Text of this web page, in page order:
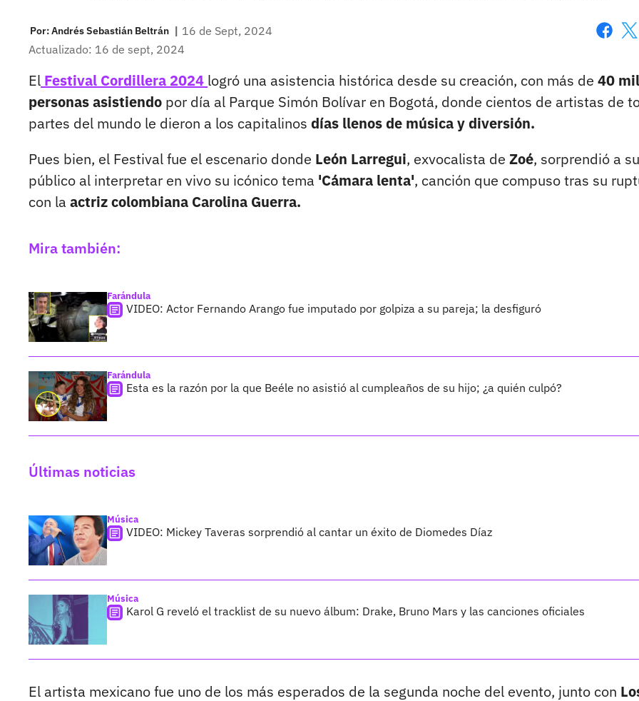
Por:Andrés Sebastián Beltrán | 16 de Sept, 2024
Actualizado: 16 de sept, 2024
El Festival Cordillera 2024 logró una asistencia histórica desde su creación, con más de 40 mil
personas asistiendo por día al Parque Simón Bolívar en Bogotá, donde cientos de artistas de
partes del mundo le dieron a los capitalinos días llenos de música y diversión.
Pues bien, el Festival fue el escenario donde León Larregui, exvocalista de Zoé, sorprendió a su
público al interpretar en vivo su icónico tema 'Cámara lenta', canción que compuso tras su
con la actriz colombiana Carolina Guerra.
Mira también:
Farándula
VIDEO: Actor Fernando Arango fue imputado por golpiza a su pareja; la desfiguró
Farándula
Esta es la razón por la que Beéle no asistió al cumpleaños de su hijo; ¿a quién culpó?
Últimas noticias
Música
VIDEO: Mickey Taveras sorprendió al cantar un éxito de Diomedes Díaz
Música
Karol G reveló el tracklist de su nuevo álbum: Drake, Bruno Mars y las canciones oficiales
El artista mexicano fue uno de los más esperados de la segunda noche del evento, junto con